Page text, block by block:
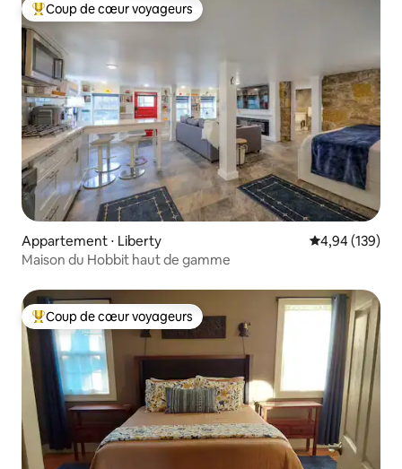
Coups de cœur voyageurs les plus appréciés
Coup de cœur voyageurs
Appartement ⋅ Liberty Évaluation
4,94 (139)
Maison du Hobbit haut de gamme
Coups de cœur voyageurs les plus appréciés
Coup de cœur voyageurs